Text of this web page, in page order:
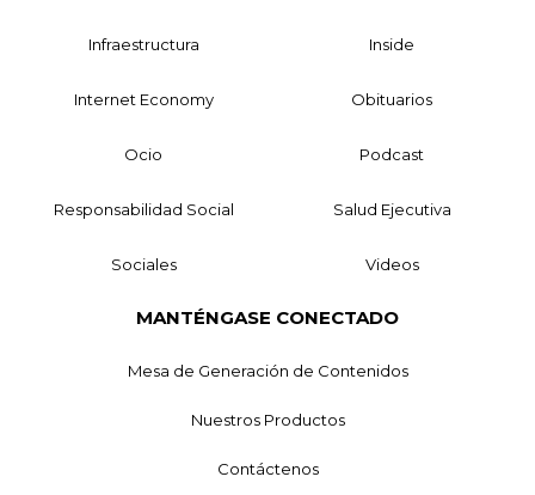
Infraestructura Inside
Internet Economy Obituarios
Ocio Podcast
Responsabilidad Social Salud Ejecutiva
Sociales Videos
MANTÉNGASE CONECTADO
Mesa de Generación de Contenidos
Nuestros Productos
Contáctenos